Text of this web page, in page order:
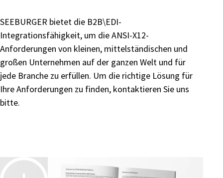
SEEBURGER bietet die B2B\EDI-
Integrationsfähigkeit, um die ANSI-X12-
Anforderungen von kleinen, mittelständischen und
großen Unternehmen auf der ganzen Welt und für
jede Branche zu erfüllen. Um die richtige Lösung für
Ihre Anforderungen zu finden, kontaktieren Sie uns
bitte.
Accelerate